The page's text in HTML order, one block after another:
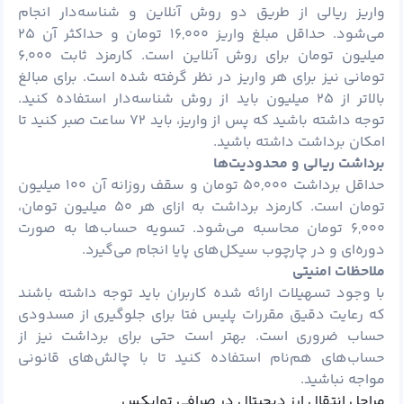
واریز ریالی از طریق دو روش آنلاین و شناسه‌دار انجام
می‌شود. حداقل مبلغ واریز ۱۶,۰۰۰ تومان و حداکثر آن ۲۵
میلیون تومان برای روش آنلاین است. کارمزد ثابت ۶,۰۰۰
تومانی نیز برای هر واریز در نظر گرفته شده است. برای مبالغ
بالاتر از ۲۵ میلیون باید از روش شناسه‌دار استفاده کنید.
توجه داشته باشید که پس از واریز، باید ۷۲ ساعت صبر کنید تا
امکان برداشت داشته باشید.
برداشت ریالی و محدودیت‌ها
حداقل برداشت ۵۰,۰۰۰ تومان و سقف روزانه آن ۱۰۰ میلیون
تومان است. کارمزد برداشت به ازای هر ۵۰ میلیون تومان،
۶,۰۰۰ تومان محاسبه می‌شود. تسویه حساب‌ها به صورت
دوره‌ای و در چارچوب سیکل‌های پایا انجام می‌گیرد.
ملاحظات امنیتی
با وجود تسهیلات ارائه شده کاربران باید توجه داشته باشند
که رعایت دقیق مقررات پلیس فتا برای جلوگیری از مسدودی
حساب ضروری است. بهتر است حتی برای برداشت نیز از
حساب‌های هم‌نام استفاده کنید تا با چالش‌های قانونی
مواجه نباشید.